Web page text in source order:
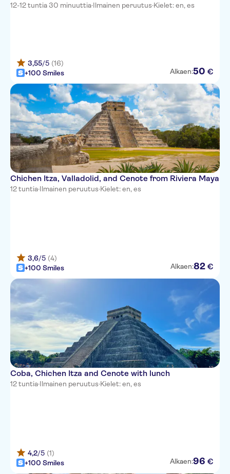
12-12 tuntia 30 minuuttia·Ilmainen peruutus·Kielet: en, es
3,55/5 (16)
+100 Smiles
Alkaen:50 €
Chichen Itza, Valladolid, and Cenote from Riviera Maya
12 tuntia·Ilmainen peruutus·Kielet: en, es
3,6/5 (4)
+100 Smiles
Alkaen:82 €
Coba, Chichen Itza and Cenote with lunch
12 tuntia·Ilmainen peruutus·Kielet: en, es
4,2/5 (1)
+100 Smiles
Alkaen:96 €